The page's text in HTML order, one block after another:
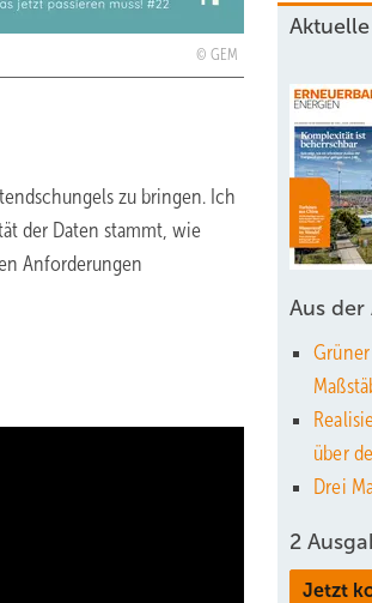
GEM
zu bringen. Ich
der Daten stammt, wie
Anforderungen
Aus der
über
Drei
2
Jetzt